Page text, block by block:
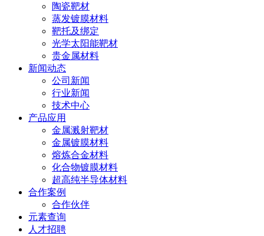
陶瓷靶材
蒸发镀膜材料
靶托及绑定
光学太阳能靶材
贵金属材料
新闻动态
公司新闻
行业新闻
技术中心
产品应用
金属溅射靶材
金属镀膜材料
熔炼合金材料
化合物镀膜材料
超高纯半导体材料
合作案例
合作伙伴
元素查询
人才招聘